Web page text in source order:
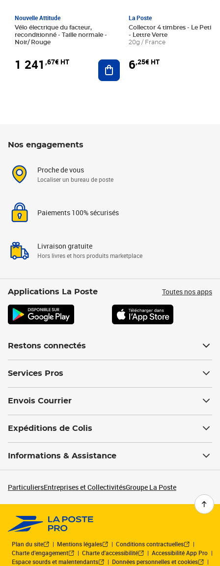
Nouvelle Attitude
Vélo électrique du facteur,
reconditionné - Taille normale -
Noir/ Rouge
1 241 ,67€ HT Ajouter au panier
La Poste
Collector 4 timbres - Le Petit
- Lettre Verte
20g / France
6,25€ HT
Nos engagements
Proche de vous
Localiser un bureau de poste
Paiements 100% sécurisés
Livraison gratuite
Hors livres et hors produits marketplace
Applications La Poste Toutes nos apps
Restons connectés
Services Pros
Envois Courrier
Expéditions de Colis
Informations & Assistance
ParticuliersEntreprises et CollectivitésGroupe La Poste
Plan du site Mentions légales
Conditions contractuelles
Charte d’engagement
Charte d'accessibilité
Accessibilité App Pro
Espace sourds et malentendants
Données personnelles et cookies